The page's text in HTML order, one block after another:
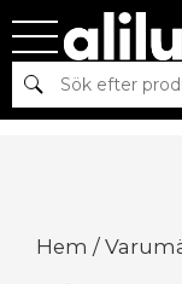
Sök
Hem /